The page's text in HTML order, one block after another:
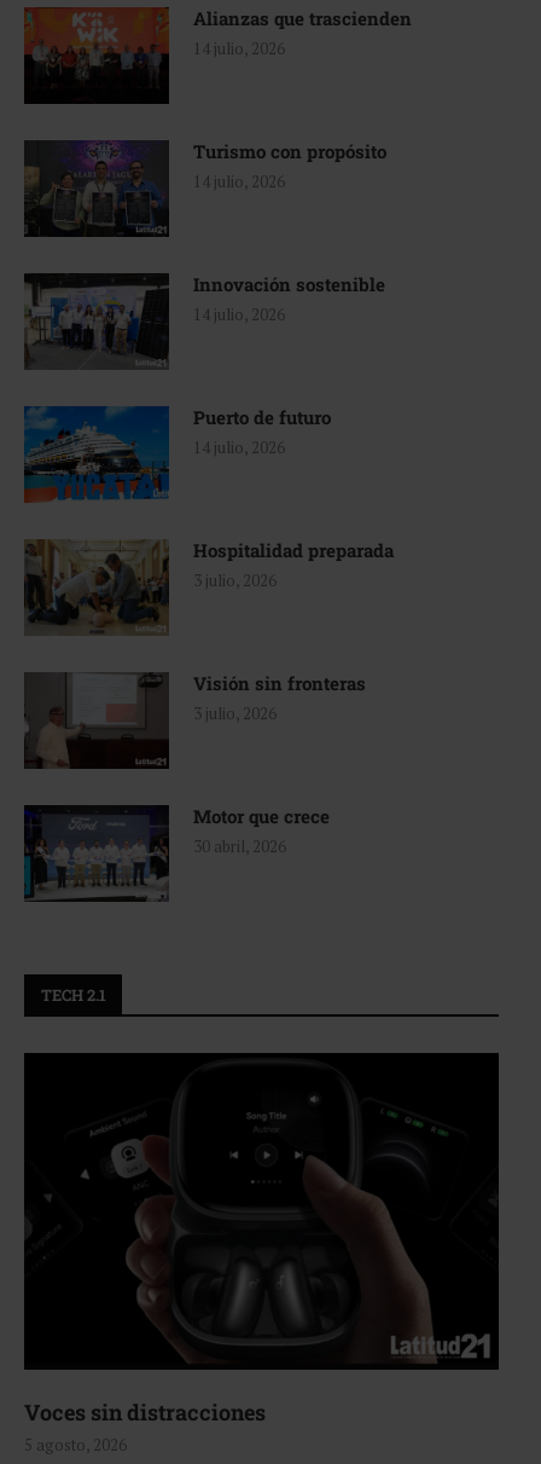
Alianzas que trascienden
14 julio, 2026
Turismo con propósito
14 julio, 2026
Innovación sostenible
14 julio, 2026
Puerto de futuro
14 julio, 2026
Hospitalidad preparada
3 julio, 2026
Visión sin fronteras
3 julio, 2026
Motor que crece
30 abril, 2026
TECH 2.1
Voces sin distracciones
5 agosto, 2026